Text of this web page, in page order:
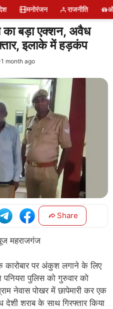
मनोरंजन राजनीति
का बड़ा एक्शन, अवैध
इलाके में हड़कंप
1 month ago
Share
महराजगंज
पर अंकुश लगाने के लिए
पुलिस को गुरुवार को
नेवास पोखर में छापेमारी कर एक
शराब के साथ गिरफ्तार किया